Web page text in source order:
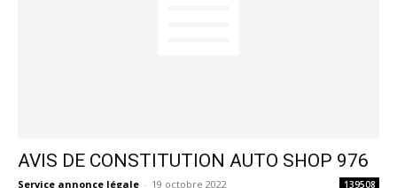
AVIS DE CONSTITUTION AUTO SHOP 976
Service annonce légale - 19 octobre 2022 139508